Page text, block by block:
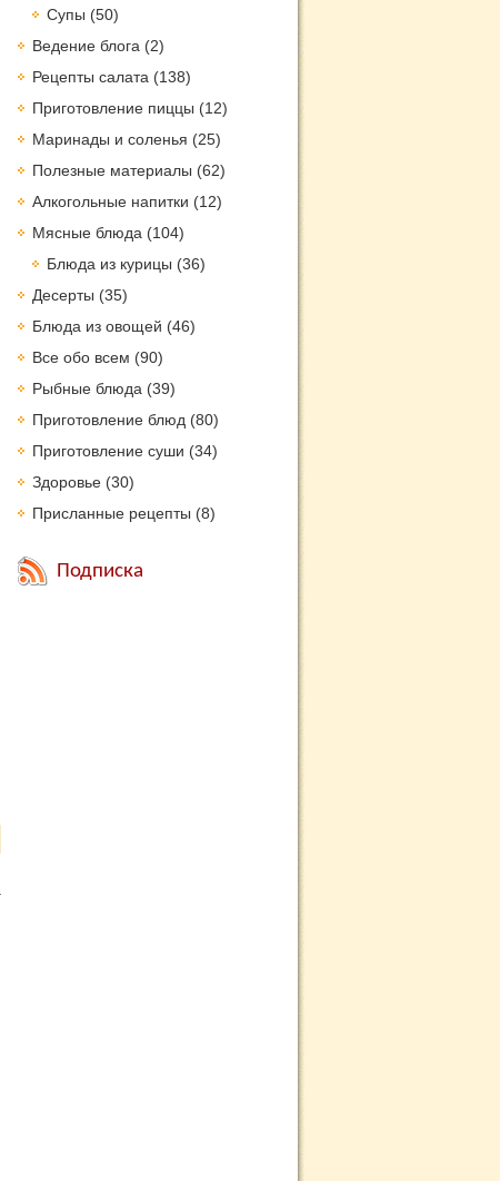
Супы (50)
Ведение блога (2)
Рецепты салата (138)
Приготовление пиццы (12)
Маринады и соленья (25)
Полезные материалы (62)
Алкогольные напитки (12)
Мясные блюда (104)
Блюда из курицы (36)
Десерты (35)
Блюда из овощей (46)
Все обо всем (90)
Рыбные блюда (39)
Приготовление блюд (80)
Приготовление суши (34)
Здоровье (30)
Присланные рецепты (8)
Подписка